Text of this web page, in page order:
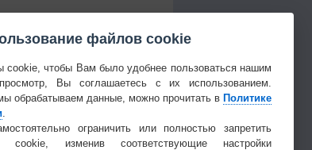
файлов cookie
чтобы Вам было удобнее пользоваться нашим
Вы соглашаетесь с их использованием.
обрабатываем данные, можно прочитать в Политике
ограничить или полностью запретить
cookie, изменив соответствующие настройки